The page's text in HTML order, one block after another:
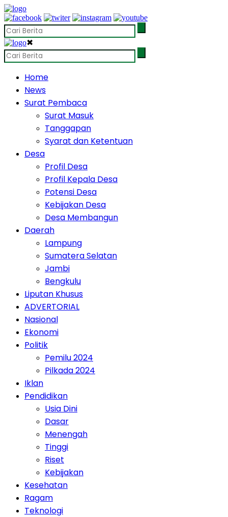
✖
Home
News
Surat Pembaca
Surat Masuk
Tanggapan
Syarat dan Ketentuan
Desa
Profil Desa
Profil Kepala Desa
Potensi Desa
Kebijakan Desa
Desa Membangun
Daerah
Lampung
Sumatera Selatan
Jambi
Bengkulu
Liputan Khusus
ADVERTORIAL
Nasional
Ekonomi
Politik
Pemilu 2024
Pilkada 2024
Iklan
Pendidikan
Usia Dini
Dasar
Menengah
Tinggi
Riset
Kebijakan
Kesehatan
Ragam
Teknologi